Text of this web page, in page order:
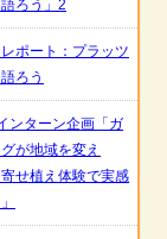
ろう」2
ポート：プラッツ
ろう
ターン企画「ガ
が地域を変え
せ植え体験で実感